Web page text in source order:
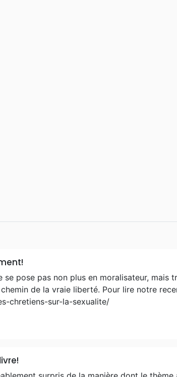
se pose pas non plus en moralisateur, mais
de la vraie liberté. Pour lire notre
chretiens-sur-la-sexualite/